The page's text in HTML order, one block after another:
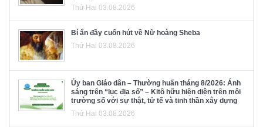
Thứ Hai 03.08.2026
Bí ẩn đầy cuốn hút về Nữ hoàng Sheba
Thứ Hai 03.08.2026
Ủy ban Giáo dân – Thường huấn tháng 8/2026: Ánh
sáng trên “lục địa số” – Kitô hữu hiện diện trên môi
trường số với sự thật, tử tế và tinh thần xây dựng
Thứ Hai 03.08.2026